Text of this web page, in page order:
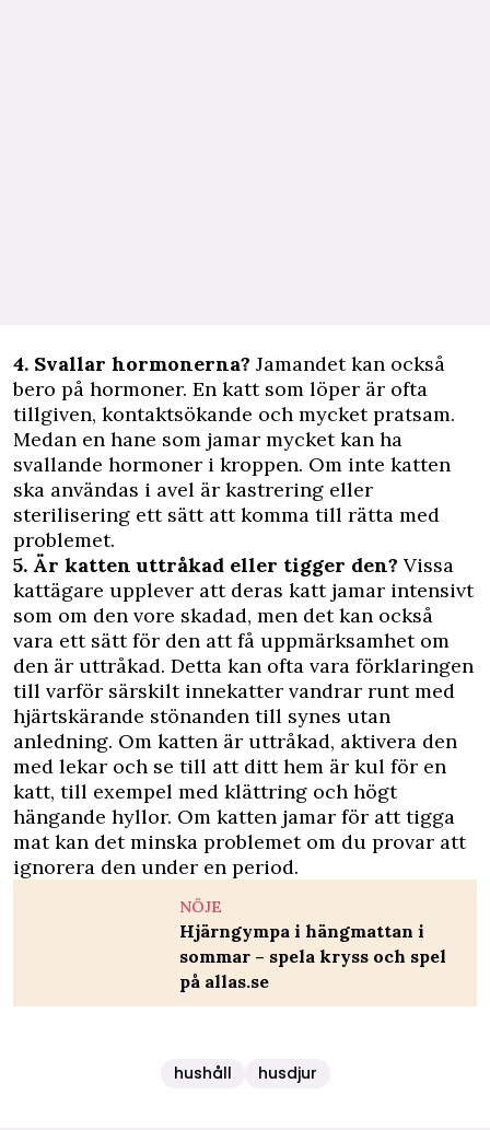
4. Svallar hormonerna? Jamandet kan också
bero på hormoner. En katt som löper är ofta
tillgiven, kontaktsökande och mycket pratsam.
Medan en hane som jamar mycket kan ha
svallande hormoner i kroppen. Om inte katten
ska användas i avel är kastrering eller
sterilisering ett sätt att komma till rätta med
problemet.
5. Är katten uttråkad eller tigger den? Vissa
kattägare upplever att deras katt jamar intensivt
som om den vore skadad, men det kan också
vara ett sätt för den att få uppmärksamhet om
den är uttråkad. Detta kan ofta vara förklaringen
till varför särskilt innekatter vandrar runt med
hjärtskärande stönanden till synes utan
anledning. Om katten är uttråkad, aktivera den
med lekar och se till att ditt hem är kul för en
katt, till exempel med klättring och högt
hängande hyllor. Om katten jamar för att tigga
mat kan det minska problemet om du provar att
ignorera den under en period.
NÖJE
Hjärngympa i hängmattan i
sommar – spela kryss och spel
på allas.se
hushåll husdjur